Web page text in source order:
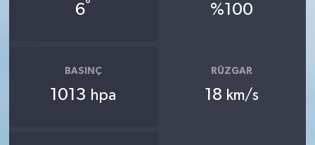
6° %100
BASINÇ
1013 hpa
RÜZGAR
18 km/s